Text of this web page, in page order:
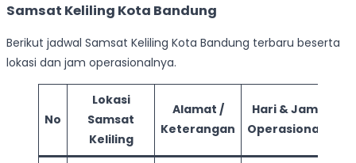
Samsat Keliling Kota Bandung
Berikut jadwal Samsat Keliling Kota Bandung terbaru beserta
lokasi dan jam operasionalnya.
No
Lokasi
Samsat
Keliling
Alamat /
Keterangan
Hari & Jam
Operasional